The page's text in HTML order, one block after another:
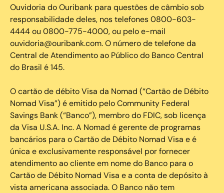
Ouvidoria do Ouribank para questões de câmbio sob
responsabilidade deles, nos telefones 0800-603-
4444 ou 0800-775-4000, ou pelo e-mail
ouvidoria@ouribank.com. O número de telefone da
Central de Atendimento ao Público do Banco Central
do Brasil é 145.
O cartão de débito Visa da Nomad (“Cartão de Débito
Nomad Visa”) é emitido pelo Community Federal
Savings Bank (“Banco”), membro do FDIC, sob licença
da Visa U.S.A. Inc. A Nomad é gerente de programas
bancários para o Cartão de Débito Nomad Visa e é
única e exclusivamente responsável por fornecer
atendimento ao cliente em nome do Banco para o
Cartão de Débito Nomad Visa e a conta de depósito à
vista americana associada. O Banco não tem